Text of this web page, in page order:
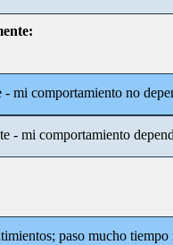
- mi comportamiento no
- mi comportamiento
paso mucho